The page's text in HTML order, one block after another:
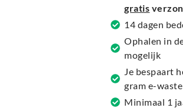
v
e
:
gratis
14 dagen
Ophalen in
mogelijk
Je bespaart
gram e-waste
Minimaal 1